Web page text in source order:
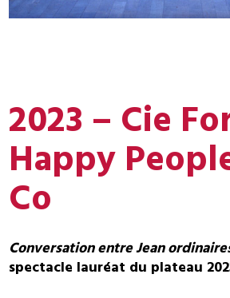
2023 – Cie
Happy
Co
Conversation entre Jean
spectacle lauréat du plateau